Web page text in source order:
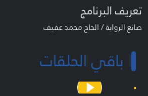
تعريف البرنامج
صانع الرواية / الحاج محمد عفيف
باقي الحلقات